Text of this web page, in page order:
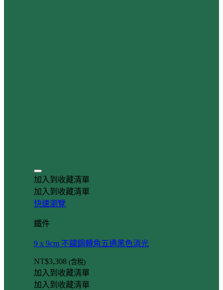
加入到收藏清單
加入到收藏清單
快速瀏覽
鐵件
9 x 9cm 不鏽鋼轉角五通黑色消光
NT$3,308 (含稅)
加入到收藏清單
加入到收藏清單